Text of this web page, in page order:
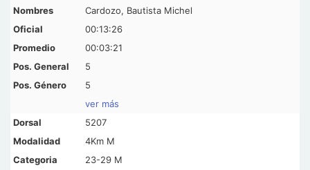
Cardozo, Bautista Michel
00:13:26
00:03:21
5
5
ver más
5207
4Km M
23-29 M